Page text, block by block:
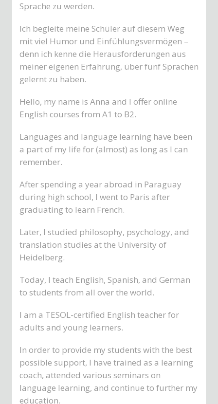
Sprache zu werden.
Ich begleite meine Schüler auf diesem Weg
mit viel Humor und Einfühlungsvermögen –
denn ich kenne die Herausforderungen aus
meiner eigenen Erfahrung, über fünf Sprachen
gelernt zu haben.
Hello, my name is Anna and I offer online
English courses from A1 to B2.
Languages and language learning have been
a part of my life for (almost) as long as I can
remember.
After spending a year abroad in Paraguay
during high school, I went to Paris after
graduating to learn French.
Later, I studied philosophy, psychology, and
translation studies at the University of
Heidelberg.
Today, I teach English, Spanish, and German
to students from all over the world.
I am a TESOL-certified English teacher for
adults and young learners.
In order to provide my students with the best
possible support, I have trained as a learning
coach, attended various seminars on
language learning, and continue to further my
education.